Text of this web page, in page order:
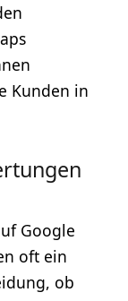
Kunden in
Google
oft ein
ob